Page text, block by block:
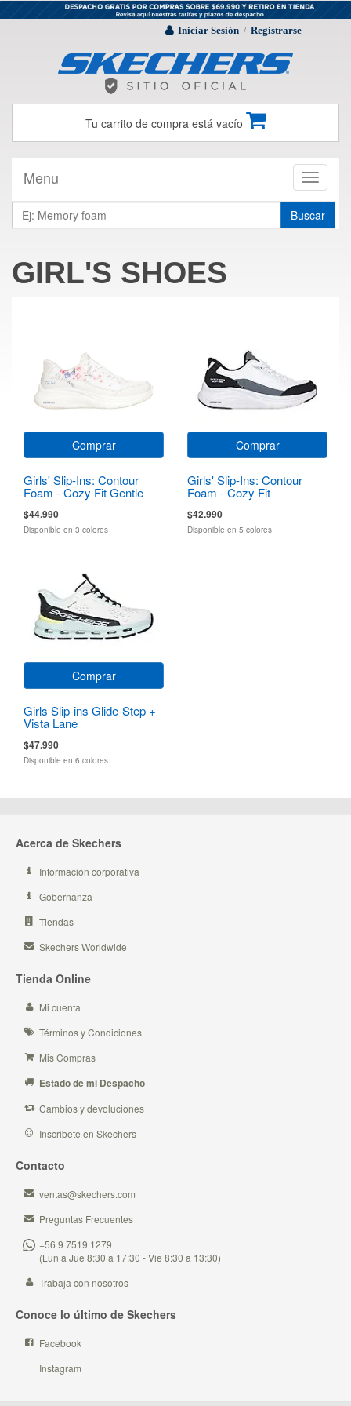
Iniciar Sesión / Registrarse
Tu carrito de compra está vacío
Toggle
Menu
Buscar
GIRL'S SHOES
Comprar
Girls' Slip-Ins: Contour
Foam - Cozy Fit Gentle
$44.990
Disponible en 3 colores
Comprar
Girls' Slip-Ins: Contour
Foam - Cozy Fit
$42.990
Disponible en 5 colores
Comprar
Girls Slip-ins Glide-Step +
Vista Lane
$47.990
Disponible en 6 colores
Acerca de Skechers
Información corporativa
Gobernanza
Tiendas
Skechers Worldwide
Tienda Online
Mi cuenta
Términos y Condiciones
Mis Compras
Estado de mi Despacho
Cambios y devoluciones
Inscribete en Skechers
Contacto
ventas@skechers.com
Preguntas Frecuentes
+56 9 7519 1279
(Lun a Jue 8:30 a 17:30 - Vie 8:30 a 13:30)
Trabaja con nosotros
Conoce lo último de Skechers
Facebook
Instagram